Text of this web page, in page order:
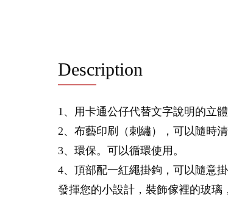
Description
1、用卡通公仔代替文字說明的立
2、布藝印刷（刺繡），可以隨時
3、環保。可以循環使用。
4、頂部配一紅繩掛鉤，可以隨意
發揮您的小設計，裝飾傢裡的玻璃